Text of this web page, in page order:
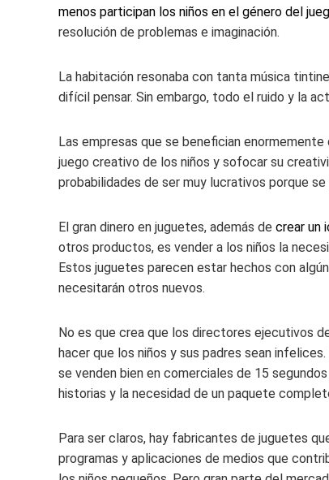
menos participan los niños en el género del
resolución de problemas e imaginación.
La habitación resonaba con tanta música
difícil pensar. Sin embargo, todo el ruido y la
Las empresas que se benefician
juego creativo de los niños y sofocar su
probabilidades de ser muy lucrativos porque
El gran dinero en juguetes, además de crear un
otros productos, es vender a los niños la
Estos juguetes parecen estar hechos con
necesitarán otros nuevos.
No es que crea que los directores ejecutivos
hacer que los niños y sus padres sean
se venden bien en comerciales de 15
historias y la necesidad de un paquete
Para ser claros, hay fabricantes de juguetes
programas y aplicaciones de medios que